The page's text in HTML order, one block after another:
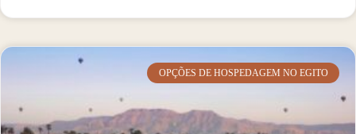
OPÇÕES DE HOSPEDAGEM NO EGITO